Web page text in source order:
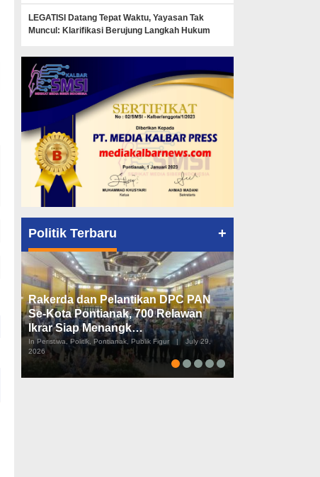
LEGATISI Datang Tepat Waktu, Yayasan Tak
Muncul: Klarifikasi Berujung Langkah Hukum
Politik Terbaru +
Rakerda dan Pelantikan DPC PAN
Se-Kota Pontianak, 700 Relawan
Ikrar Siap Menangk…
In Peristiwa, Politik, Pontianak, Publik Figur |
July 29,
2026